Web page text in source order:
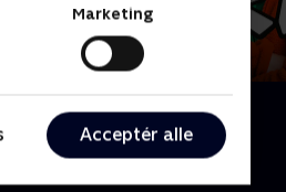
Marketing
Acceptér alle
(dansk tale)
• 1 sæsoner